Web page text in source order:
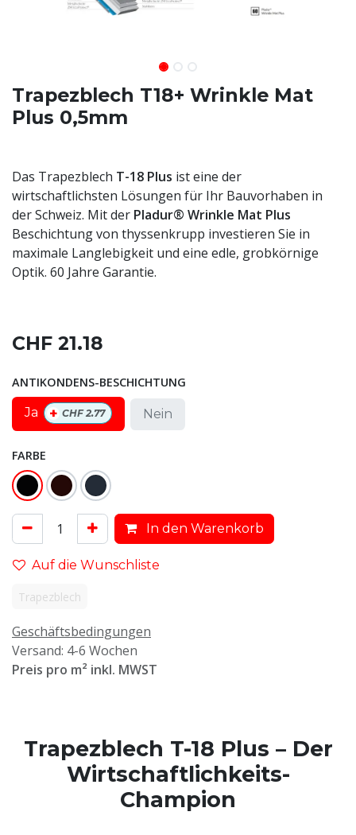
Trapezblech T18+ Wrinkle Mat
Plus 0,5mm
Das Trapezblech T-18 Plus ist eine der
wirtschaftlichsten Lösungen für Ihr Bauvorhaben in
der Schweiz. Mit der Pladur® Wrinkle Mat Plus
Beschichtung von thyssenkrupp investieren Sie in
maximale Langlebigkeit und eine edle, grobkörnige
Optik. 60 Jahre Garantie.
CHF 21.18
ANTIKONDENS-BESCHICHTUNG
Ja + CHF2.77 Nein
FARBE
In den Warenkorb
Auf die Wunschliste
Trapezblech
Geschäftsbedingungen
Versand: 4-6 Wochen
Preis pro m² inkl. MWST
Trapezblech T-18 Plus – Der
Wirtschaftlichkeits-
Champion